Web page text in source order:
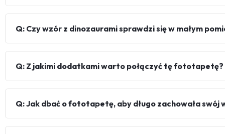
Q: Czy wzór z dinozaurami sprawdzi się w małym
Q: Z jakimi dodatkami warto połączyć tę fototapetę?
Q: Jak dbać o fototapetę, aby długo zachowała swój